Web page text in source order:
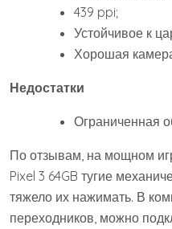
439 ppi;
Устойчивое к
Хорошая
Недостатки
Ограниченная
По отзывам, на мощном
Pixel 3 64GB тугие
тяжело их нажимать. В
переходников, можно